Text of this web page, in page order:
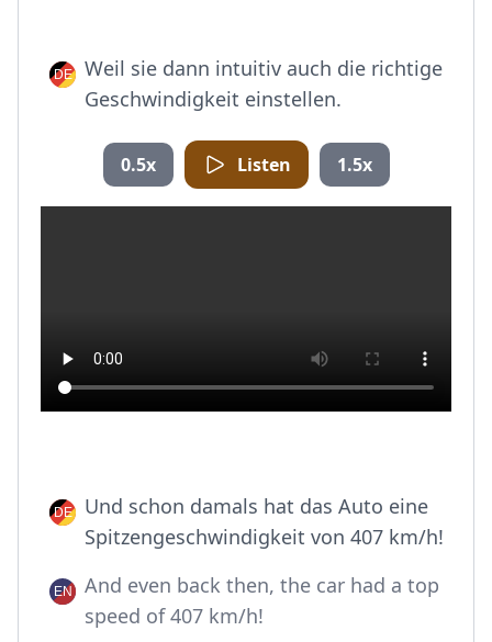
Weil sie dann intuitiv auch die richtige
Geschwindigkeit einstellen.
0.5x Listen 1.5x
Und schon damals hat das Auto eine
Spitzengeschwindigkeit von 407 km/h!
And even back then, the car had a top
speed of 407 km/h!